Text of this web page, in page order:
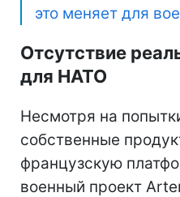
это меняет для
Отсутствие
для НАТО
Несмотря на
собственные
французскую
военный проект